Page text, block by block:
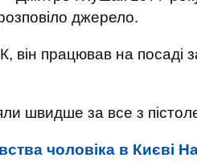
джерело.
він працював на посаді
швидше за все з
чоловіка в Києві